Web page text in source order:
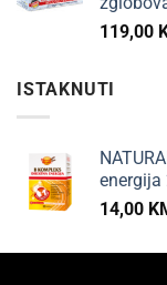
119,00
ISTAKNUTI
energija
14,00